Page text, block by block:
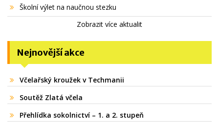
Školní výlet na naučnou stezku
Zobrazit více aktualit
Nejnovější akce
Včelařský kroužek v Techmanii
Soutěž Zlatá včela
Přehlídka sokolnictví – 1. a 2. stupeň